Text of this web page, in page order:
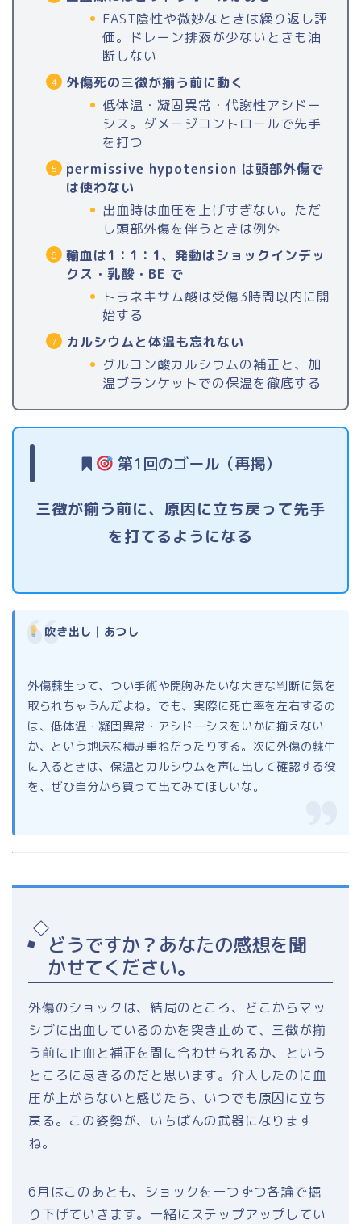
FAST陰性や微妙なときは繰り返し評
価。ドレーン排液が少ないときも油
断しない
外傷死の三徴が揃う前に動く
低体温・凝固異常・代謝性アシドー
シス。ダメージコントロールで先手
を打つ
permissive hypotension は頭部外傷で
は使わない
出血時は血圧を上げすぎない。ただ
し頭部外傷を伴うときは例外
輸血は1：1：1、発動はショックインデッ
クス・乳酸・BE で
トラネキサム酸は受傷3時間以内に開
始する
カルシウムと体温も忘れない
グルコン酸カルシウムの補正と、加
温ブランケットでの保温を徹底する
第1回のゴール（再掲）
三徴が揃う前に、原因に立ち戻って先手
を打てるようになる
吹き出し｜あつし
外傷蘇生って、つい手術や開胸みたいな大きな判断に気を
取られちゃうんだよね。でも、実際に死亡率を左右するの
は、低体温・凝固異常・アシドーシスをいかに揃えない
か、という地味な積み重ねだったりする。次に外傷の蘇生
に入るときは、保温とカルシウムを声に出して確認する役
を、ぜひ自分から買って出てみてほしいな。
どうですか？あなたの感想を聞
かせてください。
外傷のショックは、結局のところ、どこからマッ
シブに出血しているのかを突き止めて、三徴が揃
う前に止血と補正を間に合わせられるか、という
ところに尽きるのだと思います。介入したのに血
圧が上がらないと感じたら、いつでも原因に立ち
戻る。この姿勢が、いちばんの武器になります
ね。
6月はこのあとも、ショックを一つずつ各論で掘
り下げていきます。一緒にステップアップしてい